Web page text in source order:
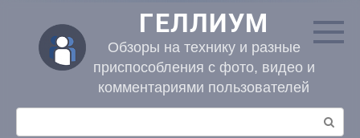
контенту
ГЕЛЛИУМ
Обзоры на технику и разные
приспособления с фото, видео и
комментариями пользователей
Поиск: